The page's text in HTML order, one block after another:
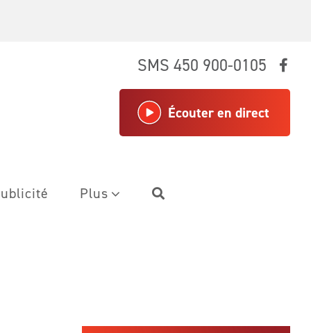
SMS 450 900-0105
Écouter en direct
Plus